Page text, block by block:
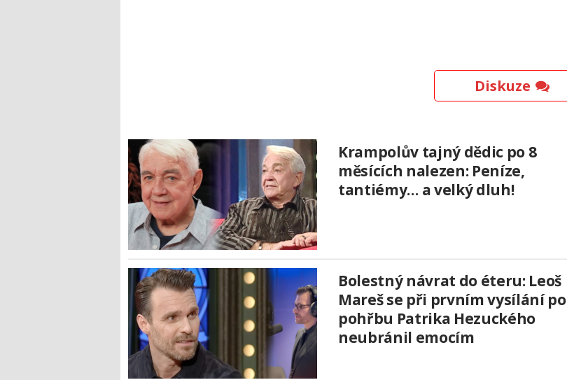
Diskuze
Krampolův tajný dědic po 8
měsících nalezen: Peníze,
tantiémy… a velký dluh!
Bolestný návrat do éteru: Leoš
Mareš se při prvním vysílání po
pohřbu Patrika Hezuckého
neubránil emocím